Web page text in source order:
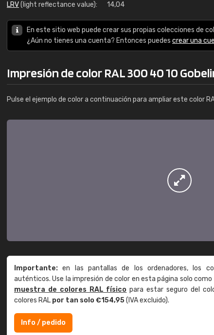
LRV(light reflectance value): 14,04
En este sitio web puede crear sus propias colecciones de
¿Aún no tienes una cuenta? Entonces puedes crear una
Impresión de color RAL 300 40 10
Pulse el ejemplo de color a continuación para ampliar este color
Importante: en las pantallas de los ordenadores, los
auténticos. Use la impresión de color en esta página solo
muestra de colores RAL físico para estar seguro del
colores RAL por tan solo €154,95(IVA excluido).
Info / pedido